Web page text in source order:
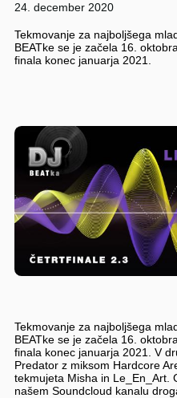
24. december 2020
Tekmovanje za najboljšega
BEATke se je začela 16.
finala konec januarja 2021.
Tekmovanje za najboljšega
BEATke se je začela 16.
finala konec januarja 2021. V
Predator z miksom Hardcore
tekmujeta Misha in Le_En_Art.
našem Soundcloud kanalu